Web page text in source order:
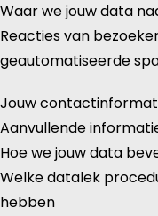
Waar we jouw data
Reacties van
geautomatiseerde
Jouw
Aanvullende
Hoe we jouw data
Welke datalek
hebben